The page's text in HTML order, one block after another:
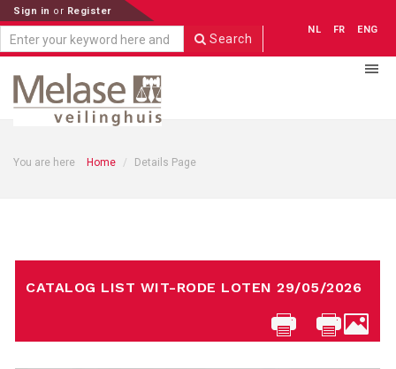
Sign in or Register
Search
NL FR ENG
You are here Home Details Page
CATALOG LIST WIT-RODE LOTEN 29/05/2026